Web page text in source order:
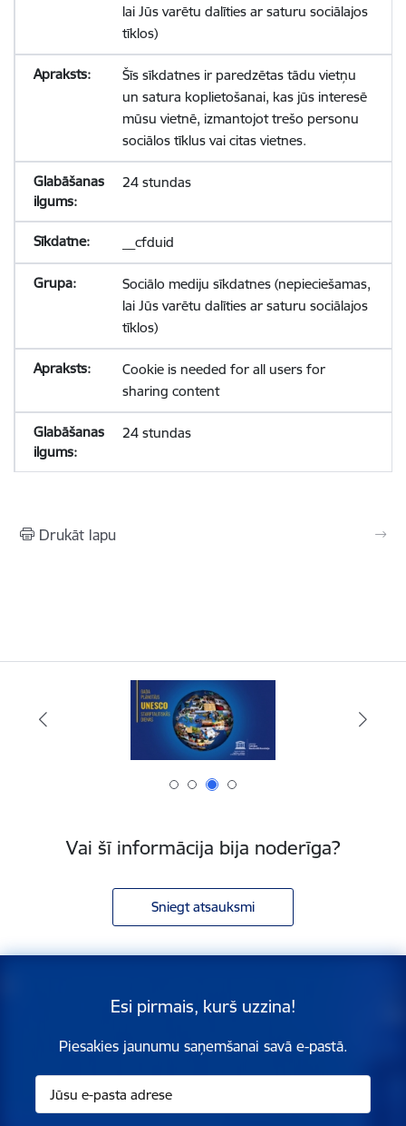
lai Jūs varētu dalīties ar saturu sociālajos
tīklos)
Šīs sīkdatnes ir paredzētas tādu vietņu
un satura koplietošanai, kas jūs interesē
mūsu vietnē, izmantojot trešo personu
sociālos tīklus vai citas vietnes.
24 stundas
__cfduid
Sociālo mediju sīkdatnes (nepieciešamas,
lai Jūs varētu dalīties ar saturu sociālajos
tīklos)
Cookie is needed for all users for
sharing content
24 stundas
Drukāt lapu
Vai šī informācija bija noderīga?
Sniegt atsauksmi
Esi pirmais, kurš uzzina!
Piesakies jaunumu saņemšanai savā e-pastā.